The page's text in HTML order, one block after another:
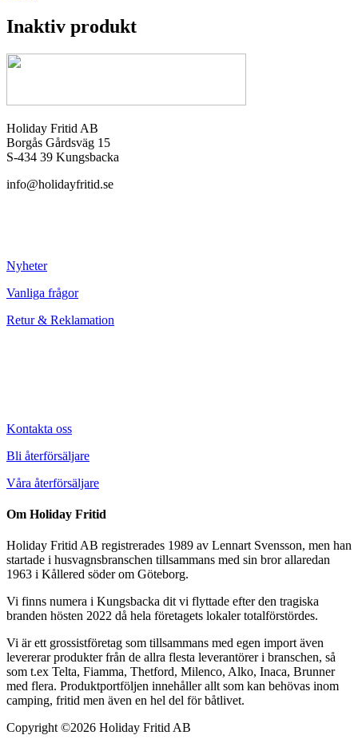
Inaktiv produkt
Holiday Fritid AB
Borgås Gårdsväg 15
S-434 39 Kungsbacka
info@holidayfritid.se
Nyheter
Vanliga frågor
Retur & Reklamation
Kontakta oss
Bli återförsäljare
Våra återförsäljare
Om Holiday Fritid
Holiday Fritid AB registrerades 1989 av Lennart Svensson, men han
startade i husvagnsbranschen tillsammans med sin bror allaredan
1963 i Kållered söder om Göteborg.
Vi finns numera i Kungsbacka dit vi flyttade efter den tragiska
branden hösten 2022 då hela företagets lokaler totalförstördes.
Vi är ett grossistföretag som tillsammans med egen import även
levererar produkter från de allra flesta leverantörer i branschen, så
som t.ex Telta, Fiamma, Thetford, Milenco, Alko, Inaca, Brunner
med flera. Produktportföljen innehåller allt som kan behövas inom
camping, fritid men även en hel del för båtlivet.
Copyright ©2026 Holiday Fritid AB